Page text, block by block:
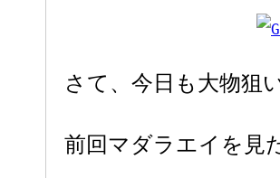
さて、今日も大物狙
前回マダラエイを見